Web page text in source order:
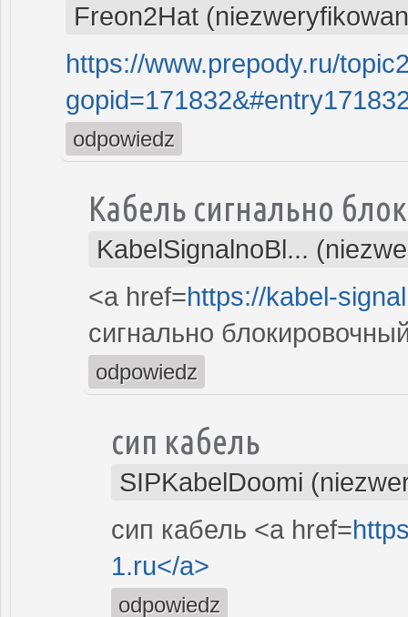
Freon2Hat
https://www.prepody.ru/
odpowiedz
Кабель сигнально
KabelSignalnoBl...
<a href=https://kabel-
сигнально
odpowiedz
сип кабель
SIPKabelDoomi
сип кабель <a href=
1.ru</a>
odpowiedz